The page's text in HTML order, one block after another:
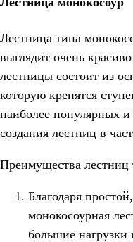
Лестница типа
выглядит очень
лестницы состоит из
которую крепятся
наиболее популярных
создания лестниц в
Преимущества лестниц
Благодаря
монокосоурная
большие нагрузки